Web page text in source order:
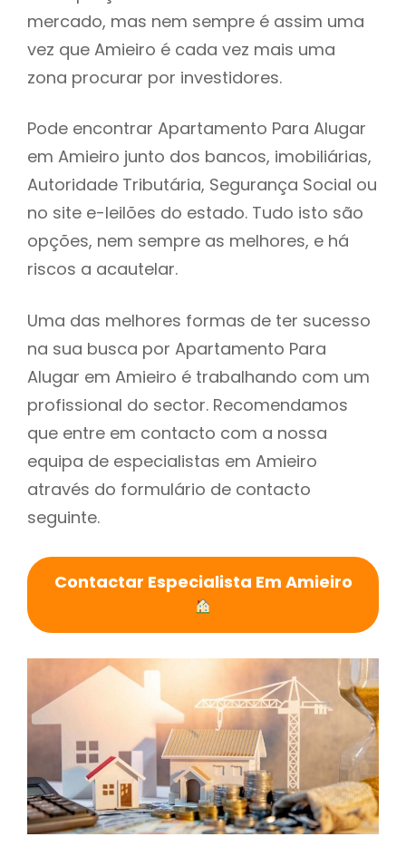
mercado, mas nem sempre é assim uma
vez que Amieiro é cada vez mais uma
zona procurar por investidores.
Pode encontrar Apartamento Para Alugar
em Amieiro junto dos bancos, imobiliárias,
Autoridade Tributária, Segurança Social ou
no site e-leilões do estado. Tudo isto são
opções, nem sempre as melhores, e há
riscos a acautelar.
Uma das melhores formas de ter sucesso
na sua busca por Apartamento Para
Alugar em Amieiro é trabalhando com um
profissional do sector. Recomendamos
que entre em contacto com a nossa
equipa de especialistas em Amieiro
através do formulário de contacto
seguinte.
Contactar Especialista Em Amieiro